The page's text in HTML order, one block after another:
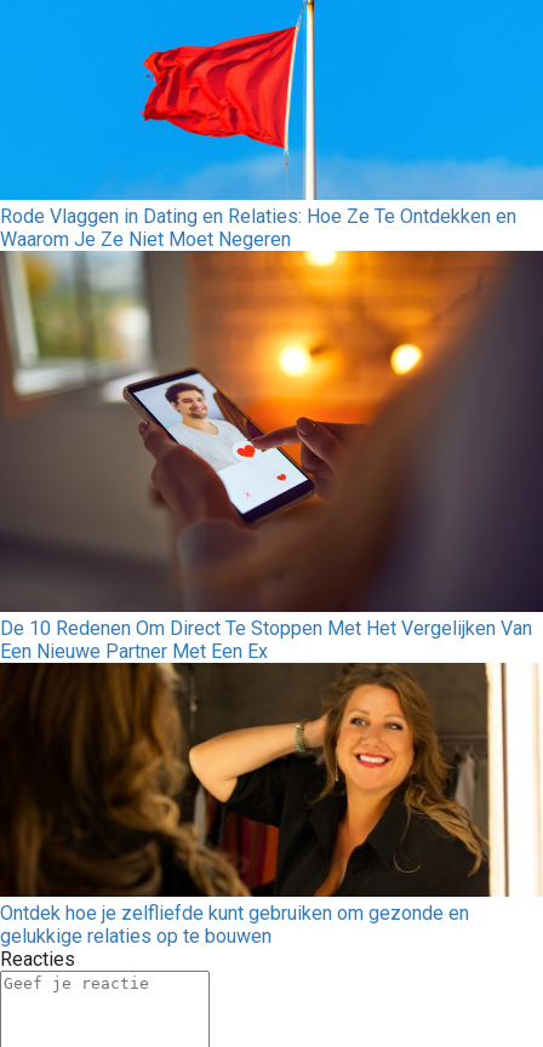
Rode Vlaggen in Dating en Relaties: Hoe Ze Te Ontdekken en
Waarom Je Ze Niet Moet Negeren
De 10 Redenen Om Direct Te Stoppen Met Het Vergelijken Van
Een Nieuwe Partner Met Een Ex
Ontdek hoe je zelfliefde kunt gebruiken om gezonde en
gelukkige relaties op te bouwen
Reacties